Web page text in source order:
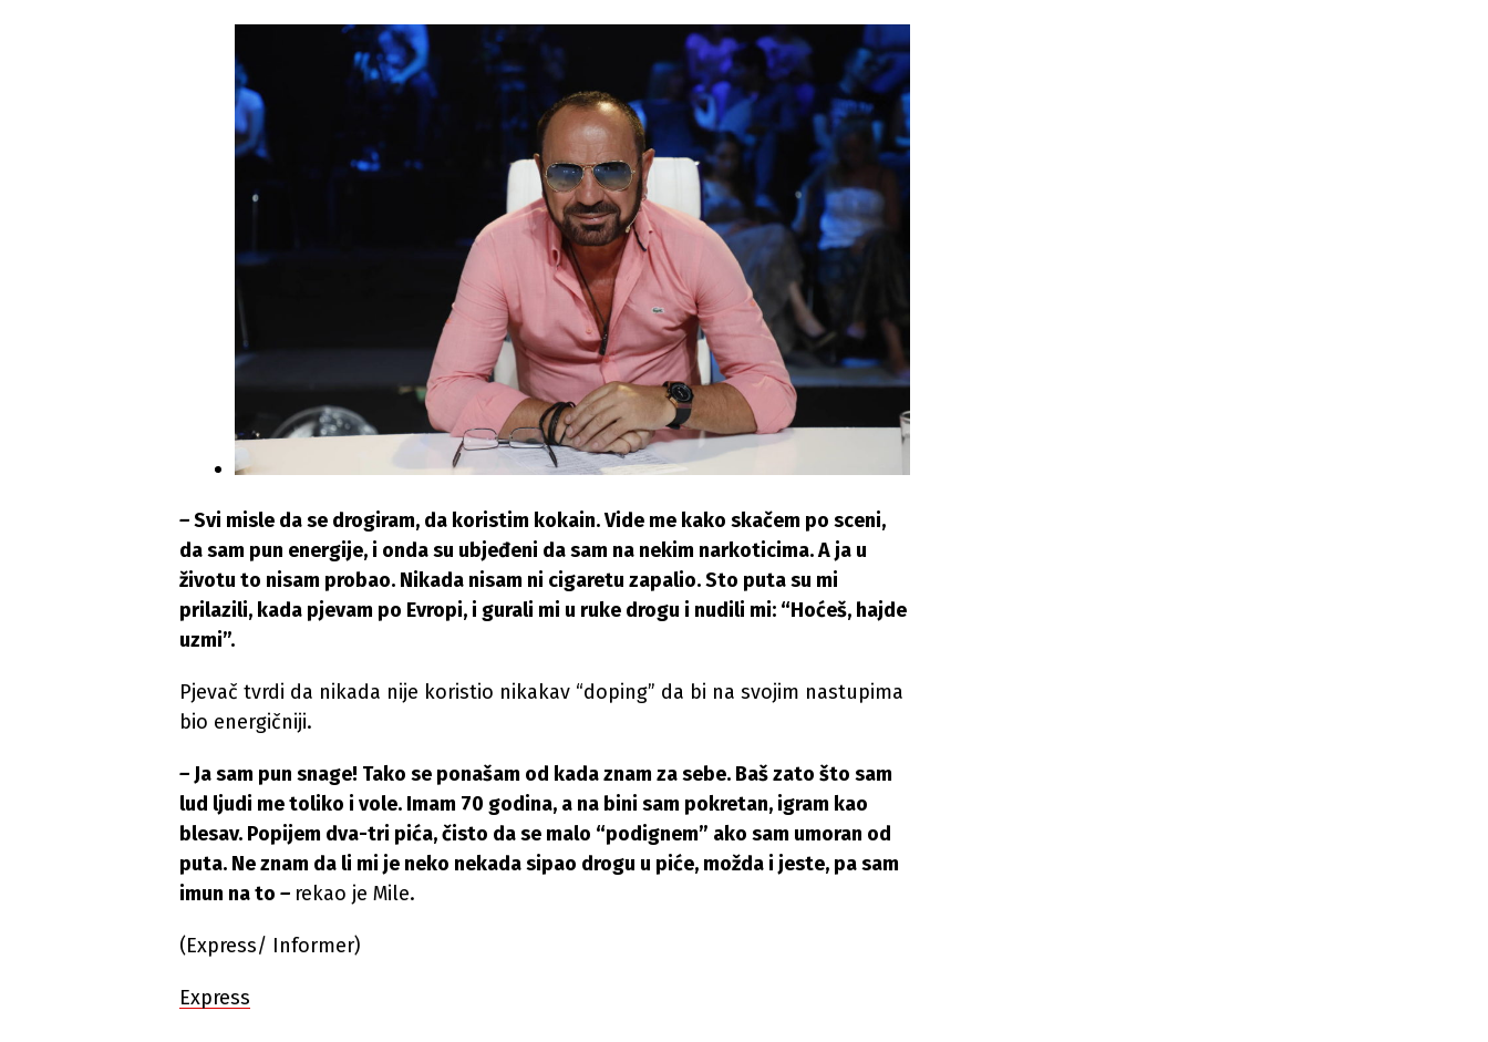
–Svi misle da se drogiram, da koristim kokain. Vide me kako skačem po sceni,
da sam pun energije, i onda su ubjeđeni da sam na nekim narkoticima. A ja u
životu to nisam probao. Nikada nisam ni cigaretu zapalio. Sto puta su mi
prilazili, kada pjevam po Evropi, i gurali mi u ruke drogu i nudili mi: “Hoćeš, hajde
uzmi”.
Pjevač tvrdi da nikada nije koristio nikakav “doping” da bi na svojim nastupima
bio energičniji.
– Ja sam pun snage! Tako se ponašam od kada znam za sebe. Baš zato što sam
lud ljudi me toliko i vole. Imam 70 godina, a na bini sam pokretan, igram kao
blesav. Popijem dva-tri pića, čisto da se malo “podignem” ako sam umoran od
puta. Ne znam da li mi je neko nekada sipao drogu u piće, možda i jeste, pa sam
imun na to – rekao je Mile.
(Express/ Informer)
Express